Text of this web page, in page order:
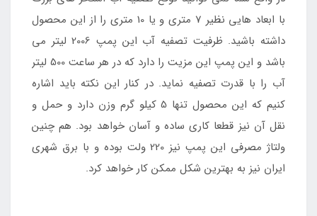
با ابعاد هایی نظیر 7 متری و یا 10 متری را از این محصول
داشته باشید. ظرفیت تصفیه آب این پمپ 2006 لیتر می
باشد و این پمپ این مزیت را دارد که در هر ساعت 500 لیتر
آب را با قدرت تصفیه نماید. در کنار این نکته باید اشاره
کنیم که این محصول تنها 5 کیلو گرم وزن دارد و حمل و
نقل آن نیز قطعا کاری ساده و آسان خواهد بود. هم چنین
ولتاژ مصرفی این پمپ نیز 220 ولت بوده و با برق شهری
ایران نیز به بهترین شکل ممکن کار خواهد کرد.